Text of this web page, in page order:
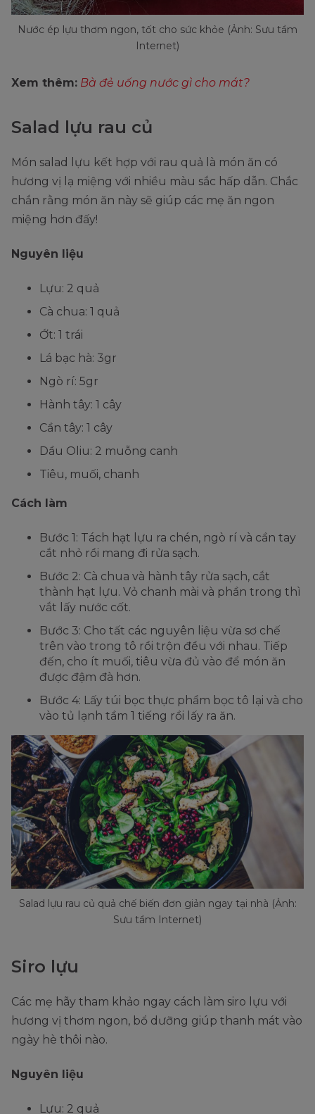
Nước ép lựu thơm ngon, tốt cho sức khỏe (Ảnh: Sưu tầm
Internet)
Xem thêm: Bà đẻ uống nước gì cho mát?
Salad lựu rau củ
Món salad lựu kết hợp với rau quả là món ăn có
hương vị lạ miệng với nhiều màu sắc hấp dẫn. Chắc
chắn rằng món ăn này sẽ giúp các mẹ ăn ngon
miệng hơn đấy!
Nguyên liệu
Lựu: 2 quả
Cà chua: 1 quả
Ớt: 1 trái
Lá bạc hà: 3gr
Ngò rí: 5gr
Hành tây: 1 cây
Cần tây: 1 cây
Dầu Oliu: 2 muỗng canh
Tiêu, muối, chanh
Cách làm
Bước 1: Tách hạt lựu ra chén, ngò rí và cần tay
cắt nhỏ rồi mang đi rửa sạch.
Bước 2: Cà chua và hành tây rửa sạch, cắt
thành hạt lựu. Vỏ chanh mài và phần trong thì
vắt lấy nước cốt.
Bước 3: Cho tất các nguyên liệu vừa sơ chế
trên vào trong tô rồi trộn đều với nhau. Tiếp
đến, cho ít muối, tiêu vừa đủ vào để món ăn
được đậm đà hơn.
Bước 4: Lấy túi bọc thực phẩm bọc tô lại và cho
vào tủ lạnh tầm 1 tiếng rồi lấy ra ăn.
Salad lựu rau củ quả chế biến đơn giản ngay tại nhà (Ảnh:
Sưu tầm Internet)
Siro lựu
Các mẹ hãy tham khảo ngay cách làm siro lựu với
hương vị thơm ngon, bổ dưỡng giúp thanh mát vào
ngày hè thôi nào.
Nguyên liệu
Lựu: 2 quả